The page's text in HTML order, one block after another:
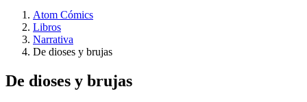
Atom Cómics
Libros
Narrativa
De dioses y brujas
De dioses y brujas